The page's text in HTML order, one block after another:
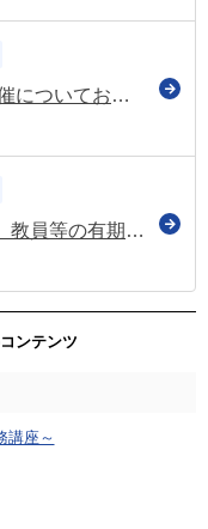
労働契約等解説セミナー2023の開催についてお知らせ（無期転換ポータルサイト）
大学等及び研究開発法人の研究者、教員等の有期雇用労働者の離職理由の取扱いを変更
ンテンツ
講座～